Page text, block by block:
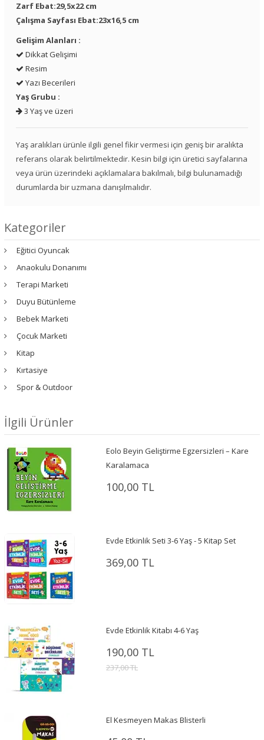
Zarf Ebat:29,5x22 cm
Çalışma Sayfası Ebat:23x16,5 cm
Gelişim Alanları :
Dikkat Gelişimi
Resim
Yazı Becerileri
Yaş Grubu :
3 Yaş ve üzeri
Yaş aralıkları ürünle ilgili genel fikir vermesi için geniş bir aralıkta
referans olarak belirtilmektedir. Kesin bilgi için üretici sayfalarına
veya ürün üzerindeki açıklamalara bakılmalı, bilgi bulunamadığı
durumlarda bir uzmana danışılmalıdır.
Kategoriler
Eğitici Oyuncak
Anaokulu Donanımı
Terapi Marketi
Duyu Bütünleme
Bebek Marketi
Çocuk Marketi
Kitap
Kırtasiye
Spor & Outdoor
İlgili Ürünler
Eolo Beyin Geliştirme Egzersizleri – Kare
Karalamaca
100,00 TL
Evde Etkinlik Seti 3-6 Yaş - 5 Kitap Set
369,00 TL
Evde Etkinlik Kitabı 4-6 Yaş
190,00 TL
237,00 TL
El Kesmeyen Makas Blisterli